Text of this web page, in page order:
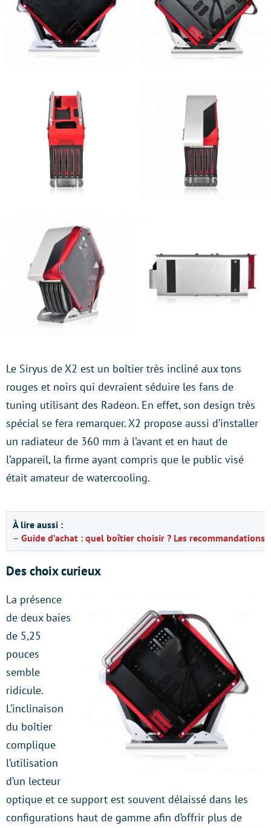
Le Siryus de X2 est un boîtier très incliné aux tons
rouges et noirs qui devraient séduire les fans de
tuning utilisant des Radeon. En effet, son design très
spécial se fera remarquer. X2 propose aussi d’installer
un radiateur de 360 mm à l’avant et en haut de
l’appareil, la firme ayant compris que le public visé
était amateur de watercooling.
À lire aussi :
– Guide d’achat : quel boîtier choisir ? Les recommandations
Des choix curieux
La présence
de deux baies
de 5,25
pouces
semble
ridicule.
L’inclinaison
du boîtier
complique
l’utilisation
d’un lecteur
optique et ce support est souvent délaissé dans les
configurations haut de gamme afin d’offrir plus de